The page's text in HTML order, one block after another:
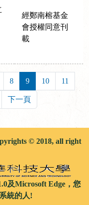
經鄭南榕基金
會授權同意刊
載
8 9 10 11
下一頁
© 2018, all right
及Microsoft Edge，您
統的人!